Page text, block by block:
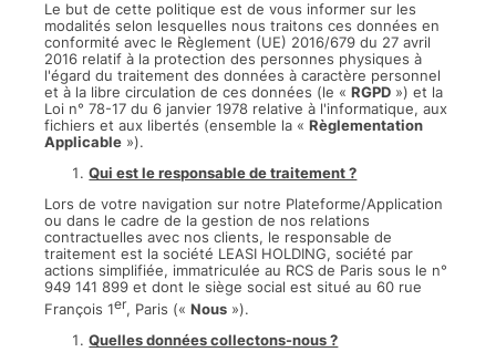
Le but de cette politique est de vous informer sur les
modalités selon lesquelles nous traitons ces données en
conformité avec le Règlement (UE) 2016/679 du 27 avril
2016 relatif à la protection des personnes physiques à
l'égard du traitement des données à caractère personnel
et à la libre circulation de ces données (le « RGPD ») et la
Loi n° 78-17 du 6 janvier 1978 relative à l'informatique, aux
fichiers et aux libertés (ensemble la « Règlementation
Applicable »).
Qui est le responsable de traitement ?
Lors de votre navigation sur notre Plateforme/Application
ou dans le cadre de la gestion de nos relations
contractuelles avec nos clients, le responsable de
traitement est la société LEASI HOLDING, société par
actions simplifiée, immatriculée au RCS de Paris sous le n°
949 141 899 et dont le siège social est situé au 60 rue
François 1er, Paris (« Nous »).
Quelles données collectons-nous ?